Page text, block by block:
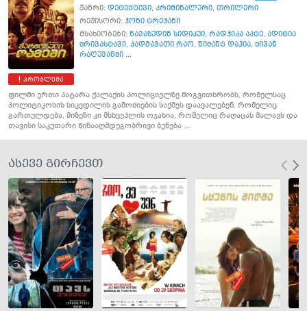
პრობლემა
ჟანრი: დეტექტივი, კრიმინალური, თრილერი
რეჟისორი: ჰონი ტრეჰანი
მსახიობები: ნავაზუდინ სიდიკუი, რადჰიკა აპტე, ადიტია
შრივასტავი, პადმავათი რაო, ნიშანტ დაჰია, შივან
რაღუვანში ...
ფილმი ერთი პატარა ქალაქის პოლიციელზე მოგვითხრობს, რომელსაც
პოლიტიკოსის სიკვდილის გამოძიების საქმეს დაავალებენ, რომელიც
გართულდება, მიზეზი კი მსხვეპლის ოჯახია, რომელიც რაღაცას მალავს და
თავისი საკუთარი წინააღმდეგობრივი ბუნება ...
ასევე გირჩევთ